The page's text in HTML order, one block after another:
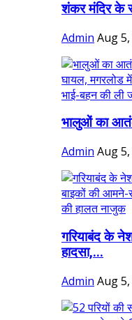
शंकर मंदिर के
Admin Aug
भालुओं का
Admin Aug
गरियाबंद के
हादसा,...
Admin Aug